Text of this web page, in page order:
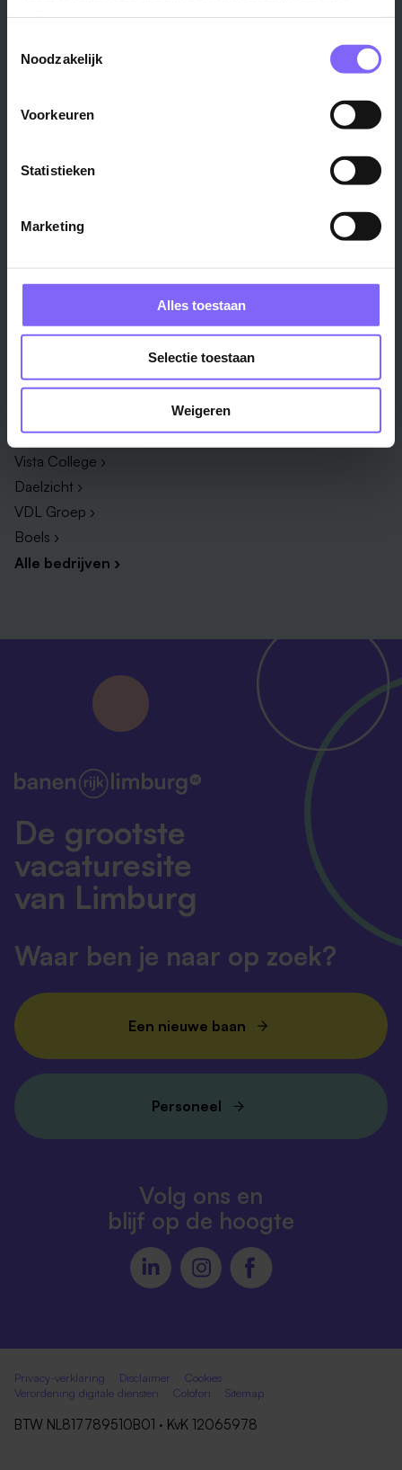
Noodzakelijk
Voorkeuren
Statistieken
Marketing
Alles toestaan
Selectie toestaan
Weigeren
Heerlen ›
Weert ›
Vakgebied
Onderwijs ›
ICT ›
Productiemedewerker ›
HR adviseur ›
Onderwijsassistent ›
Alle functies ›
Bedrijf
Zuyderland ›
Vista College ›
Daelzicht ›
VDL Groep ›
Boels ›
Alle bedrijven ›
De grootste
vacaturesite
van Limburg
Waar ben je naar op zoek?
Een nieuwe baan
Personeel
Volg ons en
blijf op de hoogte
Privacy-verklaring Disclaimer
Cookies
Verordening digitale diensten
Colofon Sitemap
BTW NL817789510B01 · KvK 12065978